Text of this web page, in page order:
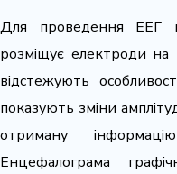
Для проведення ЕЕГ
розміщує електроди на
відстежують
показують зміни
отриману
Енцефалограма